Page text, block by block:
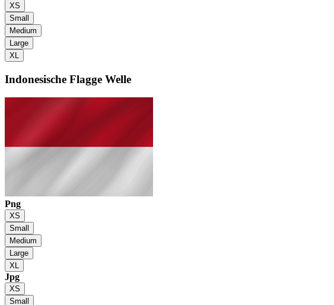
XS
Small
Medium
Large
XL
Indonesische Flagge Welle
Png
XS
Small
Medium
Large
XL
Jpg
XS
Small